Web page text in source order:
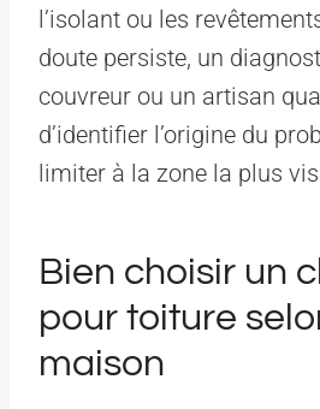
l’isolant ou les
doute persiste, un
couvreur ou un artisan
d’identifier l’origine du
limiter à la zone la plus
Bien choisir un
pour toiture
maison